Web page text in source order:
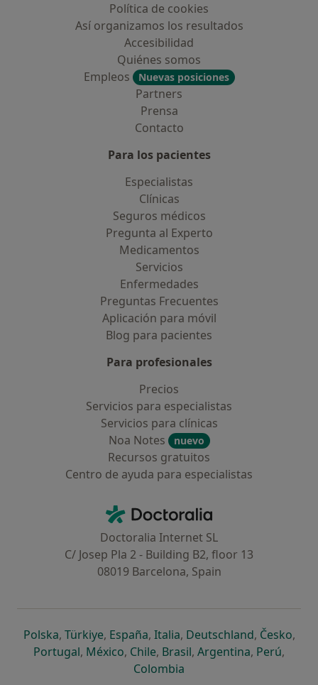
Política de cookies
Así organizamos los resultados
Accesibilidad
Quiénes somos
Empleos
Nuevas posiciones
Partners
Prensa
Contacto
Para los pacientes
Especialistas
Clínicas
Seguros médicos
Pregunta al Experto
Medicamentos
Servicios
Enfermedades
Preguntas Frecuentes
Aplicación para móvil
Blog para pacientes
Para profesionales
Precios
Servicios para especialistas
Servicios para clínicas
Noa Notes
nuevo
Recursos gratuitos
Centro de ayuda para especialistas
Doctoralia - Página de inicio
Doctoralia Internet SL
C/ Josep Pla 2 - Building B2, floor 13
08019 Barcelona, Spain
Polskase abre en una nueva pestaña
, Türkiyese abre en una nueva pestaña
, Españase abre en una nueva pestaña
, Italiase abre en una nueva
, Deutschlandse abre en
, Českose
,
Portugalse abre en una nueva pestaña
, Méxicose abre en una nueva pestaña
, Chilese abre en una nueva pestaña
, Brasilse abre en una nueva
, Argentinase abre en
, Perúse
,
Colombia